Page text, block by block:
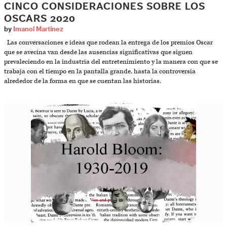
CINCO CONSIDERACIONES SOBRE LOS
OSCARS 2020
by Imanol Martínez
Las conversaciones e ideas que rodean la entrega de los premios Oscar
que se avecina van desde las ausencias significativas que siguen
prevaleciendo en la industria del entretenimiento y la manera con que se
trabaja con el tiempo en la pantalla grande, hasta la controversia
alrededor de la forma en que se cuentan las historias.